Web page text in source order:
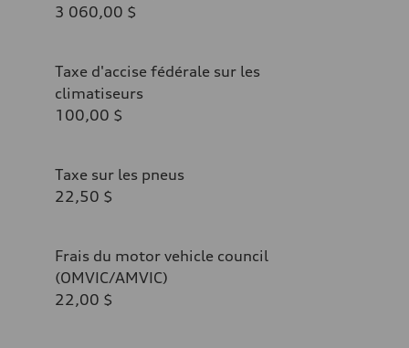
3 060,00 $
Taxe d'accise fédérale sur les
climatiseurs
100,00 $
Taxe sur les pneus
22,50 $
Frais du motor vehicle council
(OMVIC/AMVIC)
22,00 $